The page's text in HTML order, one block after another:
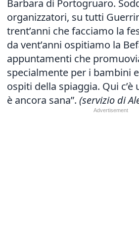
Barbara di Portogruaro.
organizzatori, su tutti
trent’anni che facciamo la
da vent’anni ospitiamo la
appuntamenti che
specialmente per i bambini
ospiti della spiaggia. Qui
è ancora sana”. (servizio di